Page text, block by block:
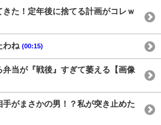
きた！定年後に捨てる計画がコレｗ
わね (00:15)
当が『戦後』すぎて萎える【画像
手がまさかの男！？私が突き止めた